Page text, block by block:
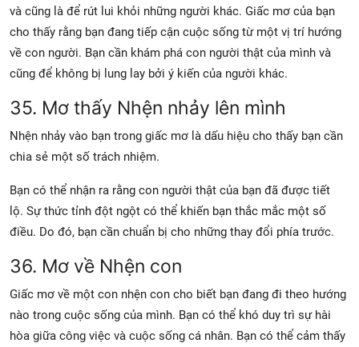
và cũng là để rút lui khỏi những người khác. Giấc mơ của bạn
cho thấy rằng bạn đang tiếp cận cuộc sống từ một vị trí hướng
về con người. Bạn cần khám phá con người thật của mình và
cũng để không bị lung lay bởi ý kiến ​​của người khác.
35. Mơ thấy Nhện nhảy lên mình
Nhện nhảy vào bạn trong giấc mơ là dấu hiệu cho thấy bạn cần
chia sẻ một số trách nhiệm.
Bạn có thể nhận ra rằng con người thật của bạn đã được tiết
lộ. Sự thức tỉnh đột ngột có thể khiến bạn thắc mắc một số
điều. Do đó, bạn cần chuẩn bị cho những thay đổi phía trước.
36. Mơ về Nhện con
Giấc mơ về một con nhện con cho biết bạn đang đi theo hướng
nào trong cuộc sống của mình. Bạn có thể khó duy trì sự hài
hòa giữa công việc và cuộc sống cá nhân. Bạn có thể cảm thấy